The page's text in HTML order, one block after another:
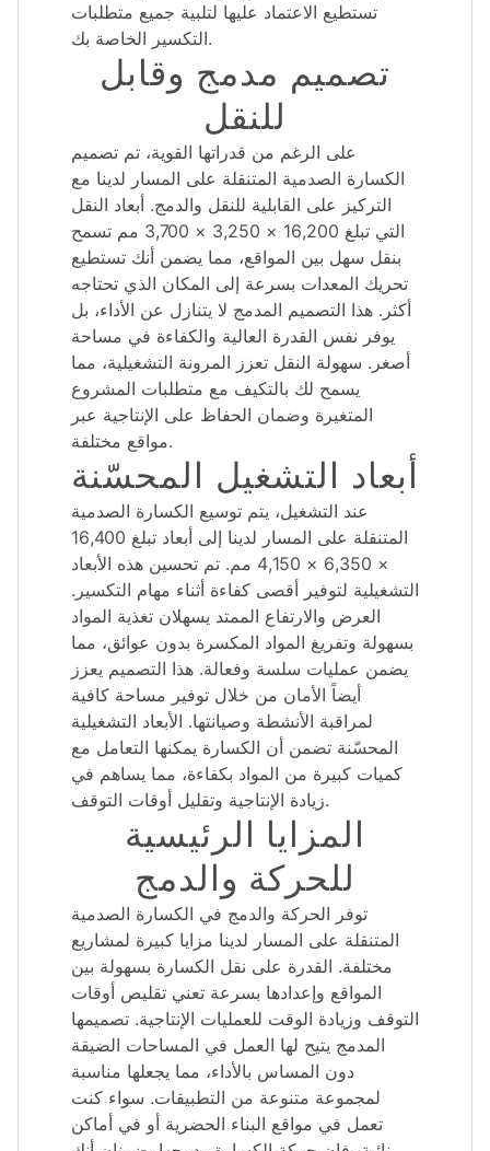
تستطيع الاعتماد عليها لتلبية جميع متطلبات
التكسير الخاصة بك.
تصميم مدمج وقابل
للنقل
على الرغم من قدراتها القوية، تم تصميم
الكسارة الصدمية المتنقلة على المسار لدينا مع
التركيز على القابلية للنقل والدمج. أبعاد النقل
التي تبلغ 16,200 × 3,250 × 3,700 مم تسمح
بنقل سهل بين المواقع، مما يضمن أنك تستطيع
تحريك المعدات بسرعة إلى المكان الذي تحتاجه
أكثر. هذا التصميم المدمج لا يتنازل عن الأداء، بل
يوفر نفس القدرة العالية والكفاءة في مساحة
أصغر. سهولة النقل تعزز المرونة التشغيلية، مما
يسمح لك بالتكيف مع متطلبات المشروع
المتغيرة وضمان الحفاظ على الإنتاجية عبر
مواقع مختلفة.
أبعاد التشغيل المحسّنة
عند التشغيل، يتم توسيع الكسارة الصدمية
المتنقلة على المسار لدينا إلى أبعاد تبلغ 16,400
× 6,350 × 4,150 مم. تم تحسين هذه الأبعاد
التشغيلية لتوفير أقصى كفاءة أثناء مهام التكسير.
العرض والارتفاع الممتد يسهلان تغذية المواد
بسهولة وتفريغ المواد المكسرة بدون عوائق، مما
يضمن عمليات سلسة وفعالة. هذا التصميم يعزز
أيضاً الأمان من خلال توفير مساحة كافية
لمراقبة الأنشطة وصيانتها. الأبعاد التشغيلية
المحسّنة تضمن أن الكسارة يمكنها التعامل مع
كميات كبيرة من المواد بكفاءة، مما يساهم في
زيادة الإنتاجية وتقليل أوقات التوقف.
المزايا الرئيسية
للحركة والدمج
توفر الحركة والدمج في الكسارة الصدمية
المتنقلة على المسار لدينا مزايا كبيرة لمشاريع
مختلفة. القدرة على نقل الكسارة بسهولة بين
المواقع وإعدادها بسرعة تعني تقليص أوقات
التوقف وزيادة الوقت للعمليات الإنتاجية. تصميمها
المدمج يتيح لها العمل في المساحات الضيقة
دون المساس بالأداء، مما يجعلها مناسبة
لمجموعة متنوعة من التطبيقات. سواء كنت
تعمل في مواقع البناء الحضرية أو في أماكن